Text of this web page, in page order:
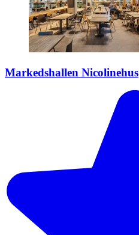
Markedshallen Nicolinehus